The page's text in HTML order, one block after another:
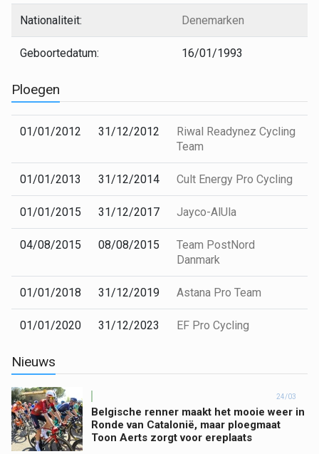
Nationaliteit: Denemarken
Geboortedatum: 16/01/1993
Ploegen
01/01/2012 31/12/2012
Riwal Readynez Cycling
Team
01/01/2013 31/12/2014 Cult Energy Pro Cycling
01/01/2015 31/12/2017 Jayco-AlUla
04/08/2015 08/08/2015
Team PostNord
Danmark
01/01/2018 31/12/2019 Astana Pro Team
01/01/2020 31/12/2023 EF Pro Cycling
Nieuws
24/03
Belgische renner maakt het mooie weer in
Ronde van Catalonië, maar ploegmaat
Toon Aerts zorgt voor ereplaats